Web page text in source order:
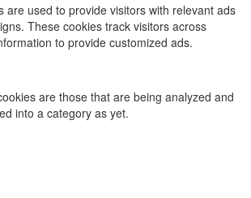
are used to provide visitors with relevant ads
These cookies track visitors across
to provide customized ads.
are those that are being analyzed and
into a category as yet.